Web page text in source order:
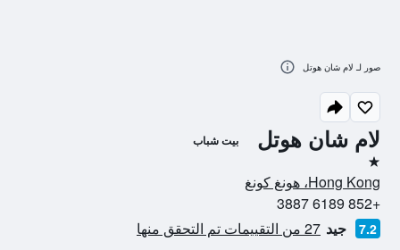
لام شان هوتل بيت شباب
نجمة واحدة
Hong Kong، هونغ كونغ
+852 6189 3887
7.2 جيد 27 من التقييمات تم التحقق منها
صور لـ لام شان هوتل